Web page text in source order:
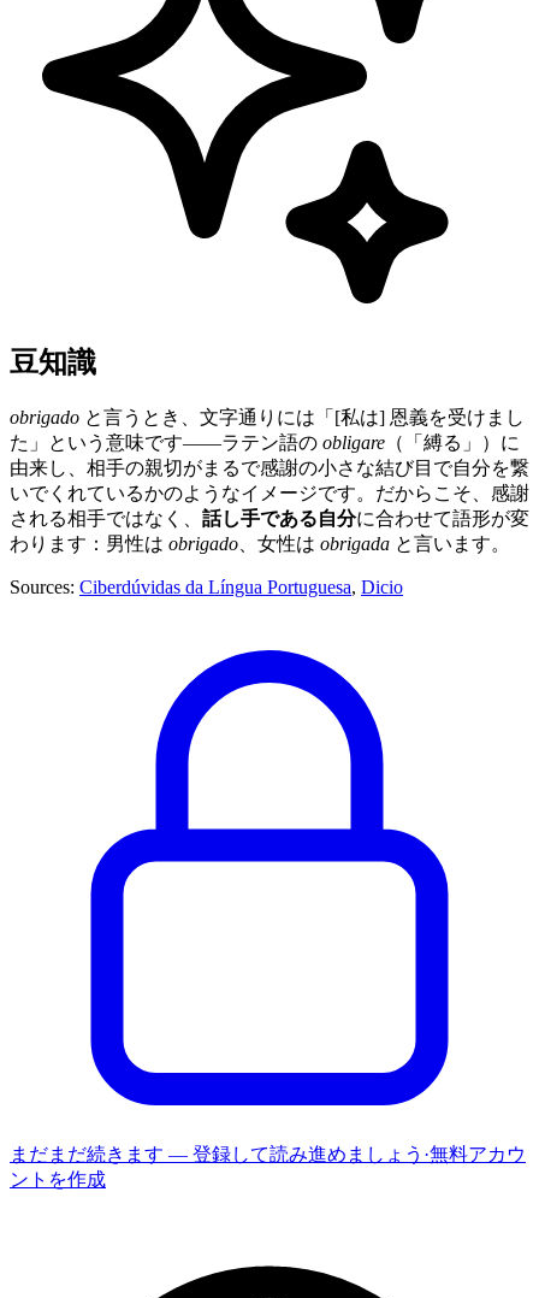
豆知識
obrigado と言うとき、文字通りには「[私は] 恩義を受けまし
た」という意味です——ラテン語の obligare （「縛る」）に
由来し、相手の親切がまるで感謝の小さな結び目で自分を繋
いでくれているかのようなイメージです。だからこそ、感謝
される相手ではなく、 話し手である自分に合わせて語形が変
わります：男性は obrigado 、女性は obrigada と言います。
Sources: Ciberdúvidas da Língua Portuguesa, Dicio
まだまだ続きます — 登録して読み進めましょう ·無料アカウ
ントを作成